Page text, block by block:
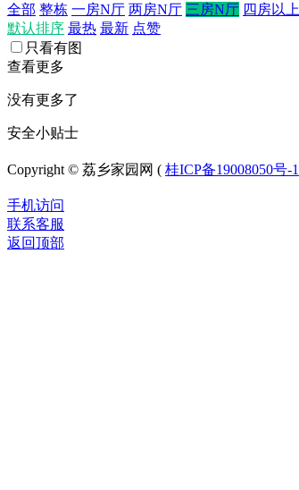
全部 整栋 一房N厅 两房N厅 三房N厅 四房以上
默认排序 最热 最新 点赞
只看有图
查看更多
没有更多了
安全小贴士
Copyright © 荔乡家园网 ( 桂ICP备19008050号-1
手机访问
联系客服
返回顶部